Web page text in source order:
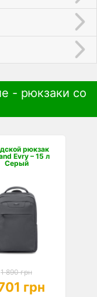
- рюкзаки со
рюкзак
Evry – 15 л
Серый
1 890 грн
грн